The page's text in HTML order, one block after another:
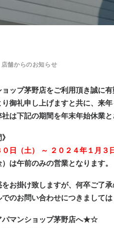
店舗からのお知らせ
ップ茅野店をご利用頂き誠に有
御礼申し上げますと共に、来
は下記の期間を年末年始休業と
日（土） ～ ２０２４年１月３
は午前のみの営業となります。
お掛け致しますが、何卒ご了承
のお問い合わせにつきまして
マンショップ茅野店へ★☆